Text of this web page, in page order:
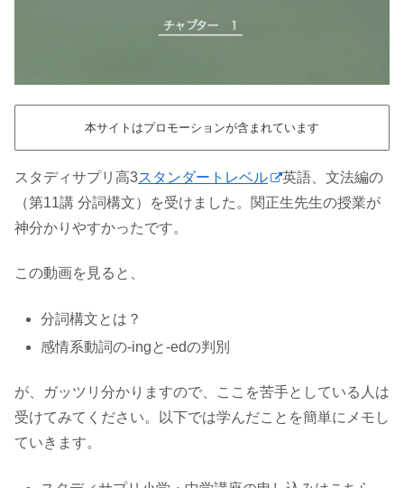
本サイトはプロモーションが含まれています
スタディサプリ高3スタンダートレベル
英語、文法編の
（第11講 分詞構文）を受けました。関正生先生の授業が
神分かりやすかったです。
この動画を見ると、
分詞構文とは？
感情系動詞の-ingと-edの判別
が、ガッツリ分かりますので、ここを苦手としている人は
受けてみてください。以下では学んだことを簡単にメモし
ていきます。